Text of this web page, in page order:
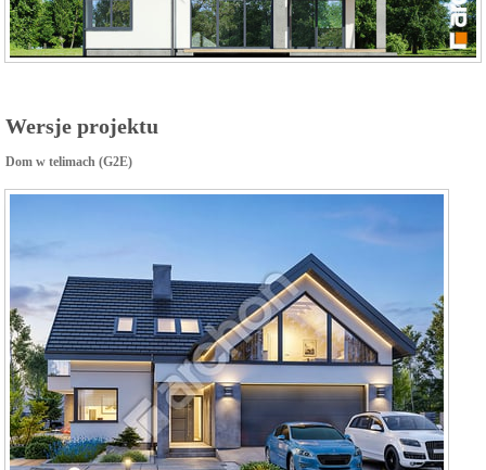
Wersje projektu
Dom w telimach (G2E)